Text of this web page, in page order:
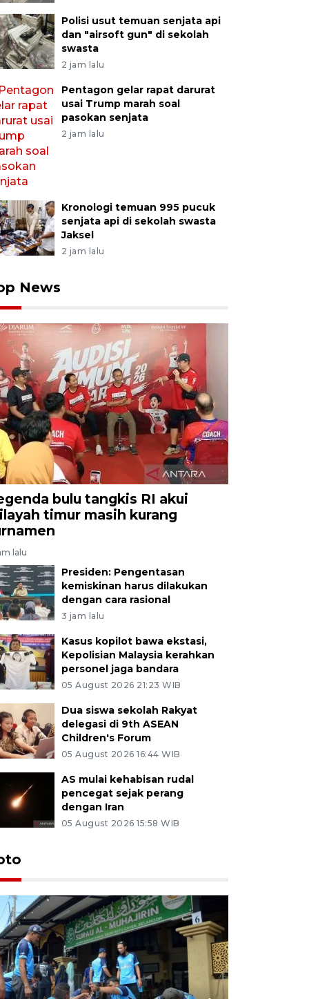
Polisi usut temuan senjata api
dan "airsoft gun" di sekolah
swasta
2 jam lalu
Pentagon gelar rapat darurat
usai Trump marah soal
pasokan senjata
2 jam lalu
Kronologi temuan 995 pucuk
senjata api di sekolah swasta
Jaksel
2 jam lalu
News
bulu tangkis RI akui
timur masih kurang
lalu
Presiden: Pengentasan
kemiskinan harus dilakukan
dengan cara rasional
3 jam lalu
Kasus kopilot bawa ekstasi,
Kepolisian Malaysia kerahkan
personel jaga bandara
05 August 2026 21:23 WIB
Dua siswa sekolah Rakyat
delegasi di 9th ASEAN
Children's Forum
05 August 2026 16:44 WIB
AS mulai kehabisan rudal
pencegat sejak perang
dengan Iran
05 August 2026 15:58 WIB